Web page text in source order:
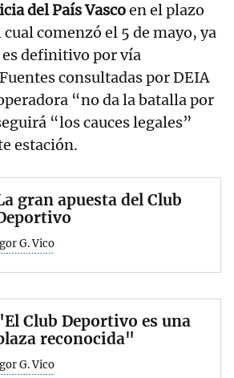
del País Vascoen el plazo
cual comenzó el 5 de mayo, ya
definitivo por vía
consultadas por DEIA
“no da la batalla por
“los cauces legales”
estación.
gran apuesta del Club
G. Vico
Club Deportivo es una
reconocida"
G. Vico